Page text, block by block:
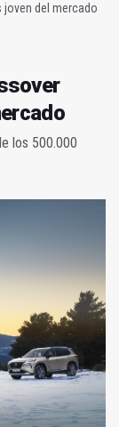
joven del mercado
los 500.000